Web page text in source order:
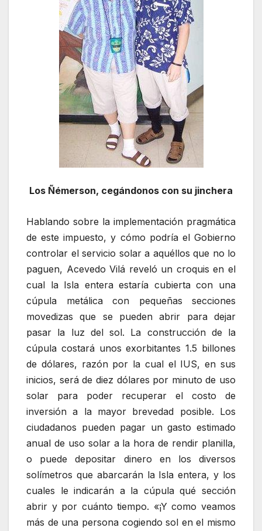
Los Ñémerson, cegándonos con su jinchera
Hablando sobre la implementación pragmática
de este impuesto, y cómo podría el Gobierno
controlar el servicio solar a aquéllos que no lo
paguen, Acevedo Vilá reveló un croquis en el
cual la Isla entera estaría cubierta con una
cúpula metálica con pequeñas secciones
movedizas que se pueden abrir para dejar
pasar la luz del sol. La construcción de la
cúpula costará unos exorbitantes 1.5 billones
de dólares, razón por la cual el IUS, en sus
inicios, será de diez dólares por minuto de uso
solar para poder recuperar el costo de
inversión a la mayor brevedad posible. Los
ciudadanos pueden pagar un gasto estimado
anual de uso solar a la hora de rendir planilla,
o puede depositar dinero en los diversos
solímetros que abarcarán la Isla entera, y los
cuales le indicarán a la cúpula qué sección
abrir y por cuánto tiempo. «¡Y como veamos
más de una persona cogiendo sol en el mismo